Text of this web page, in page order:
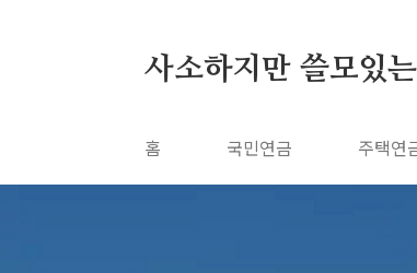
사소하지만 쓸모있
홈 국민연금 주택연